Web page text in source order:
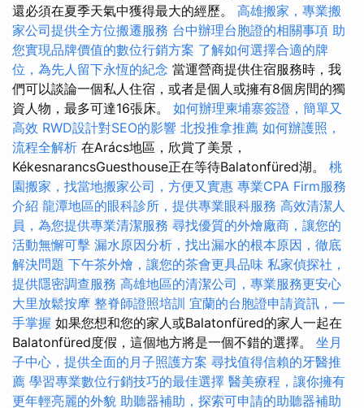
還必須在夏季天氣中獲得最大的經歷。 高雄搬家，專業搬
家公司提供全方位搬遷服務 台中辦理台胞證的相關事項 助
您實現品牌價值的數位行銷方案 了解如何選擇合適的牌
位，為先人留下永恆的紀念 當運營商提供住宿服務時，我
們可以談論一個私人住宿，或者是個人或擁有8個房間的獨
資人物，最多可達16張床。 如何辦理柬埔寨簽證，簡單又
高效 RWD設計對SEO的影響 北投推拿推薦 如何辦護照，
流程全解析 在Arács地區，欣賞了美景，
KékesnarancsGuesthouse正在等待Balatonfüred湖。 桃
園搬家，找當地搬家公司，方便又實惠 專業CPA Firm服務
介紹 龍潭地區的眼科診所，提供專業眼科服務 高效清潔人
員，為您提供專業清潔服務 尋找優質的外燴廠商，讓您的
活動無懈可擊 漏水原因分析，找出漏水的根本原因，徹底
解決問題 下午茶外燴，讓您的茶會更具品味 私家偵探社，
提供隱密調查服務 高雄地區的清潔公司，專業服務更安心
大里放鬆按摩 整脊師證照培訓 宜蘭的台胞證申請資訊，一
手掌握 如果您想和您的家人或Balatonfüred的家人一起在
Balatonfüred度假，這個地方將是一個不錯的選擇。 坐月
子中心，提供全面的月子照護方案 尋找值得信賴的牙醫推
薦 學習專業數位行銷技巧的最佳選擇 醫美療程，讓你擁有
更年輕亮麗的外貌 助聽器補助，探索可申請的助聽器補助